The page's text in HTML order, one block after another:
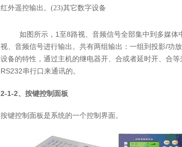
红外遥控输出。 (23)其它数字设备
如图所示， 1至8路视、音频信号全部集中到多媒
视、音频信号进行输出。共有两组输出：一组到投影/功
设备的特性，通过主机的继电器开、合或者延时开、合
RS232串行口来通讯的。
2-1-2、按键控制面板
按键控制面板是系统的一个控制界面。